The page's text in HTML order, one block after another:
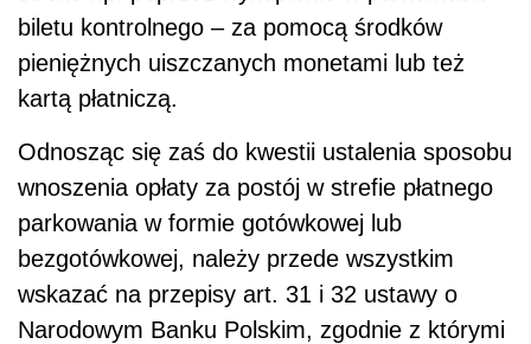
biletu kontrolnego – za pomocą środków
pieniężnych uiszczanych monetami lub też
kartą płatniczą.
Odnosząc się zaś do kwestii ustalenia sposobu
wnoszenia opłaty za postój w strefie płatnego
parkowania w formie gotówkowej lub
bezgotówkowej, należy przede wszystkim
wskazać na przepisy art. 31 i 32 ustawy o
Narodowym Banku Polskim, zgodnie z którymi